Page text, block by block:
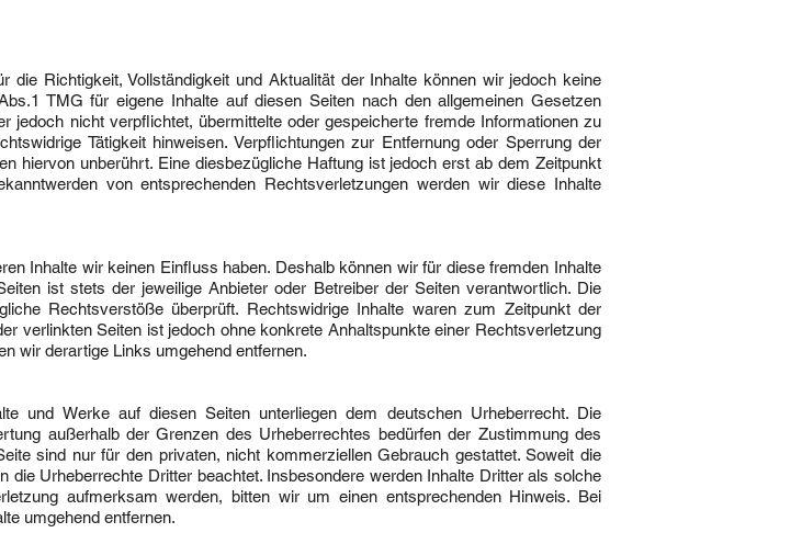
Richtigkeit, Vollständigkeit und Aktualität der Inhalte können wir jedoch keine
TMG für eigene Inhalte auf diesen Seiten nach den allgemeinen Gesetzen
nicht verpflichtet, übermittelte oder gespeicherte fremde Informationen zu
Tätigkeit hinweisen. Verpflichtungen zur Entfernung oder Sperrung der
hiervon unberührt. Eine diesbezügliche Haftung ist jedoch erst ab dem Zeitpunkt
von entsprechenden Rechtsverletzungen werden wir diese Inhalte
Inhalte wir keinen Einfluss haben. Deshalb können wir für diese fremden Inhalte
ist stets der jeweilige Anbieter oder Betreiber der Seiten verantwortlich. Die
Rechtsverstöße überprüft. Rechtswidrige Inhalte waren zum Zeitpunkt der
verlinkten Seiten ist jedoch ohne konkrete Anhaltspunkte einer Rechtsverletzung
wir derartige Links umgehend entfernen.
und Werke auf diesen Seiten unterliegen dem deutschen Urheberrecht. Die
außerhalb der Grenzen des Urheberrechtes bedürfen der Zustimmung des
sind nur für den privaten, nicht kommerziellen Gebrauch gestattet. Soweit die
Urheberrechte Dritter beachtet. Insbesondere werden Inhalte Dritter als solche
aufmerksam werden, bitten wir um einen entsprechenden Hinweis. Bei
umgehend entfernen.